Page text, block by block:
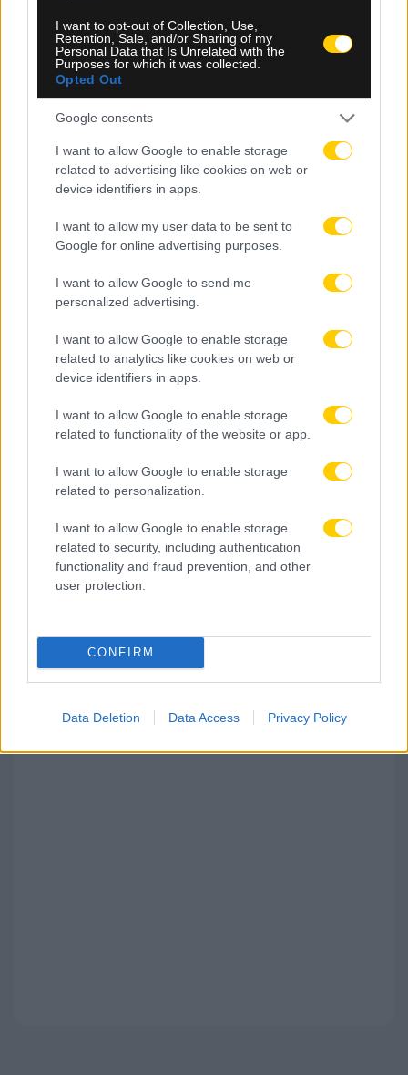
I want to opt-out of Collection, Use,
Retention, Sale, and/or Sharing of my
Personal Data that Is Unrelated with the
Purposes for which it was collected.
Opted Out
Google consents
I want to allow Google to enable storage
related to advertising like cookies on web or
device identifiers in apps.
I want to allow my user data to be sent to
Google for online advertising purposes.
I want to allow Google to send me
personalized advertising.
I want to allow Google to enable storage
related to analytics like cookies on web or
device identifiers in apps.
I want to allow Google to enable storage
related to functionality of the website or app.
I want to allow Google to enable storage
related to personalization.
I want to allow Google to enable storage
related to security, including authentication
functionality and fraud prevention, and other
user protection.
CONFIRM
Data Deletion Data Access Privacy Policy
06.08.2026, 23:14
Τα highlights του ΠΑΟΚ – Άντερλεχτ (VIDEO)
06.08.2026, 22:49